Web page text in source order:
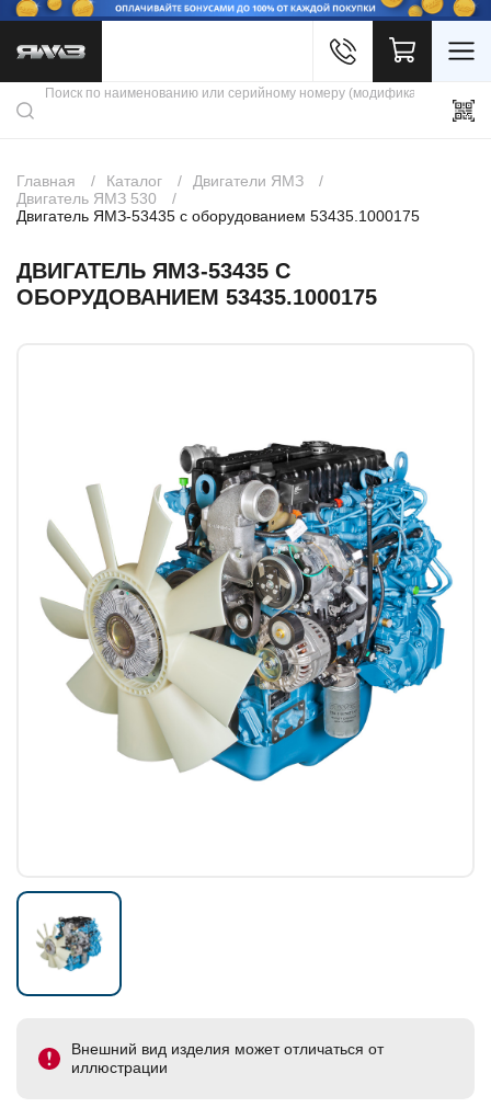
Каталог продукции
Скидки
Контакты
Главная Каталог
Двигатели ЯМЗ
Двигатель ЯМЗ 530
Двигатель ЯМЗ-53435 с оборудованием 53435.1000175
ДВИГАТЕЛЬ ЯМЗ-53435 С
ОБОРУДОВАНИЕМ 53435.1000175
Внешний вид изделия может отличаться от
иллюстрации